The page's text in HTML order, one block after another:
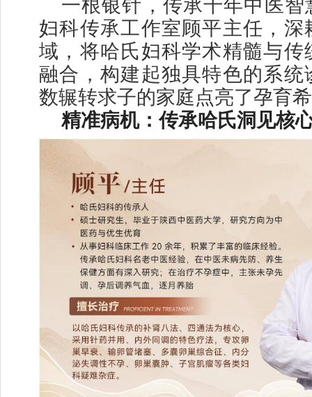
一根银针，传承千年中医智
妇科传承工作室顾平主任，深
域，将哈氏妇科学术精髓与传
融合，构建起独具特色的系统
数辗转求子的家庭点亮了孕育
精准病机：传承哈氏洞见核